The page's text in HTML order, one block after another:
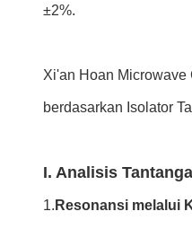
±2%.
Xi'an Hoan Microwave
berdasarkan Isolator
I. Analisis
1. Resonansi melalui